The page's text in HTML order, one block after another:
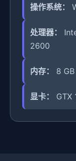
操作系统：
处理器：
2600
内存： 8
显卡： GTX